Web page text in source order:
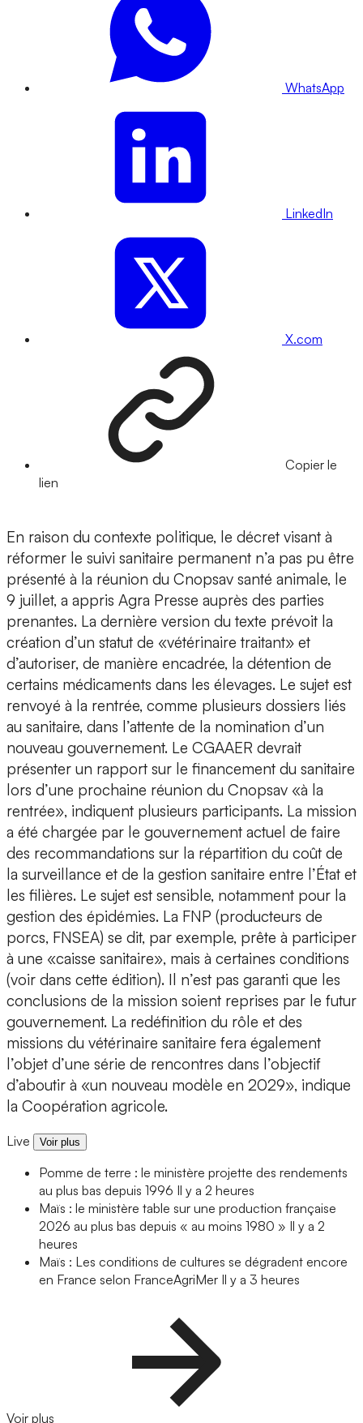
WhatsApp
LinkedIn
X.com
Copier le
lien
En raison du contexte politique, le décret visant à
réformer le suivi sanitaire permanent n’a pas pu être
présenté à la réunion du Cnopsav santé animale, le
9 juillet, a appris Agra Presse auprès des parties
prenantes. La dernière version du texte prévoit la
création d’un statut de «vétérinaire traitant» et
d’autoriser, de manière encadrée, la détention de
certains médicaments dans les élevages. Le sujet est
renvoyé à la rentrée, comme plusieurs dossiers liés
au sanitaire, dans l’attente de la nomination d’un
nouveau gouvernement. Le CGAAER devrait
présenter un rapport sur le financement du sanitaire
lors d’une prochaine réunion du Cnopsav «à la
rentrée», indiquent plusieurs participants. La mission
a été chargée par le gouvernement actuel de faire
des recommandations sur la répartition du coût de
la surveillance et de la gestion sanitaire entre l’État et
les filières. Le sujet est sensible, notamment pour la
gestion des épidémies. La FNP (producteurs de
porcs, FNSEA) se dit, par exemple, prête à participer
à une «caisse sanitaire», mais à certaines conditions
(voir dans cette édition). Il n’est pas garanti que les
conclusions de la mission soient reprises par le futur
gouvernement. La redéfinition du rôle et des
missions du vétérinaire sanitaire fera également
l’objet d’une série de rencontres dans l’objectif
d’aboutir à «un nouveau modèle en 2029», indique
la Coopération agricole.
Live Voir plus
Pomme de terre : le ministère projette des rendements
au plus bas depuis 1996 Il y a 2 heures
Maïs : le ministère table sur une production française
2026 au plus bas depuis « au moins 1980 » Il y a 2
heures
Maïs : Les conditions de cultures se dégradent encore
en France selon FranceAgriMer Il y a 3 heures
Voir plus